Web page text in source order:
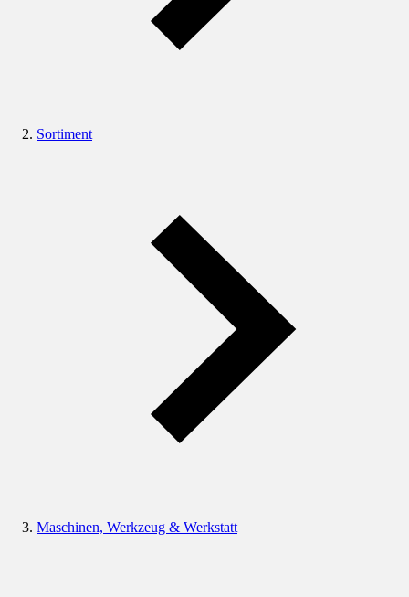
Sortiment
Maschinen, Werkzeug & Werkstatt